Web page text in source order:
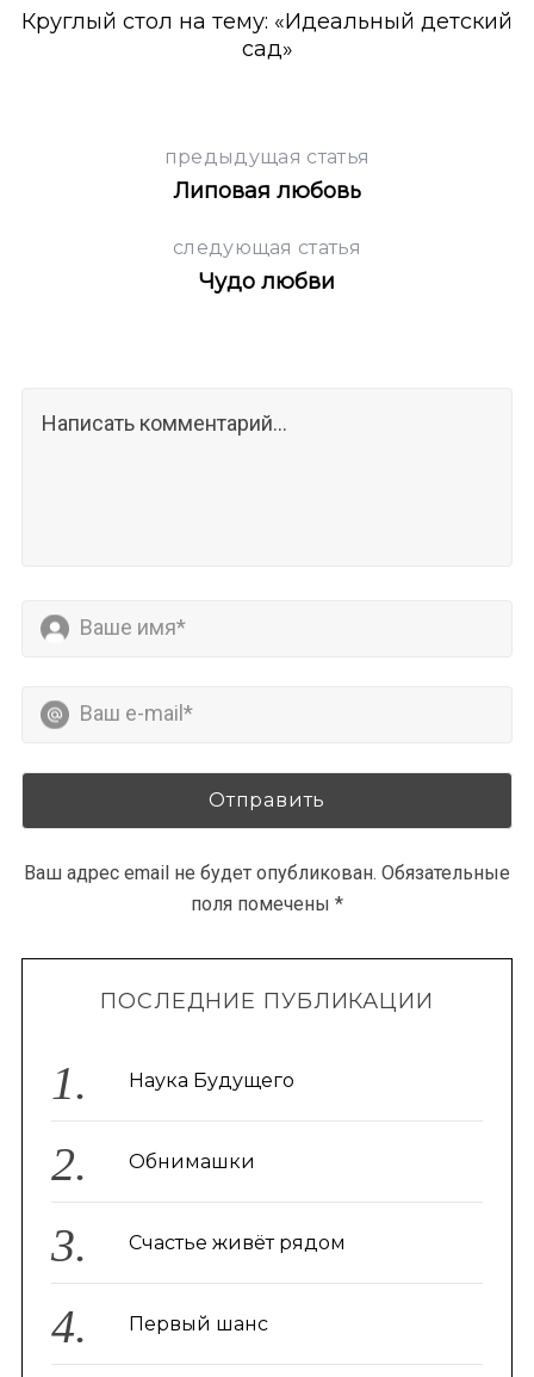
Круглый стол на тему: «Идеальный детский
сад»
предыдущая статья
Липовая любовь
следующая статья
Чудо любви
Ваш адрес email не будет опубликован. Обязательные
поля помечены *
ПОСЛЕДНИЕ ПУБЛИКАЦИИ
Наука Будущего
Обнимашки
Счастье живёт рядом
Первый шанс